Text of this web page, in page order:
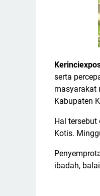
serta
masyarakat
Kabupaten
Hal
Kotis.
ibadah,